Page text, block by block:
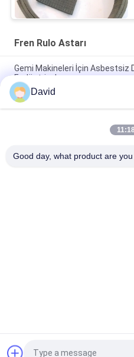
Fren Rulo Astarı
Gemi Makineleri İçin Asbestsiz
Endüstriyel
Otomatik Traktör Parçaları Fren
Fren Tamburu Fren Pabucu İçin
Cam Viskon Fiber Fren Bandı
David
Good day, what product are